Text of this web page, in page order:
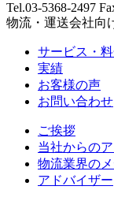
Tel.03-5368-2497
物流・運送会社向
サービス・
実績
お客様の声
お問い合わせ
ご挨拶
当社からの
物流業界の
アドバイザー